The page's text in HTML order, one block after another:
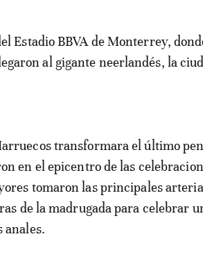
al gigante neerlandés, la
transformara el último
en el epicentro de las
tomaron las principales
de la madrugada para celebrar
anales.